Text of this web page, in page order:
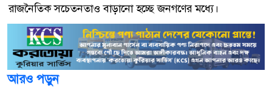
রাজনৈতিক সচেতনতাও বাড়ানো হচ্ছে জনগণের মধ্যে।
আরও পড়ুন